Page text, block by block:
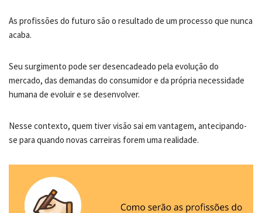
As profissões do futuro são o resultado de um processo que nunca
acaba.
Seu surgimento pode ser desencadeado pela evolução do
mercado, das demandas do consumidor e da própria necessidade
humana de evoluir e se desenvolver.
Nesse contexto, quem tiver visão sai em vantagem, antecipando-
se para quando novas carreiras forem uma realidade.